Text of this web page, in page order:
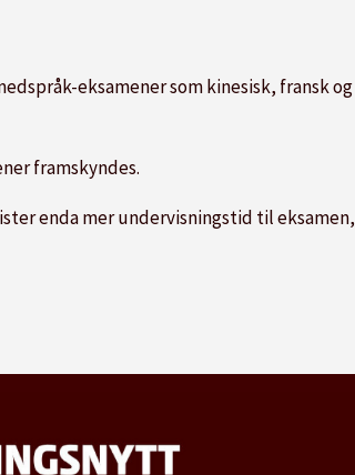
eksamener som kinesisk, fransk
framskyndes.
enda mer undervisningstid til